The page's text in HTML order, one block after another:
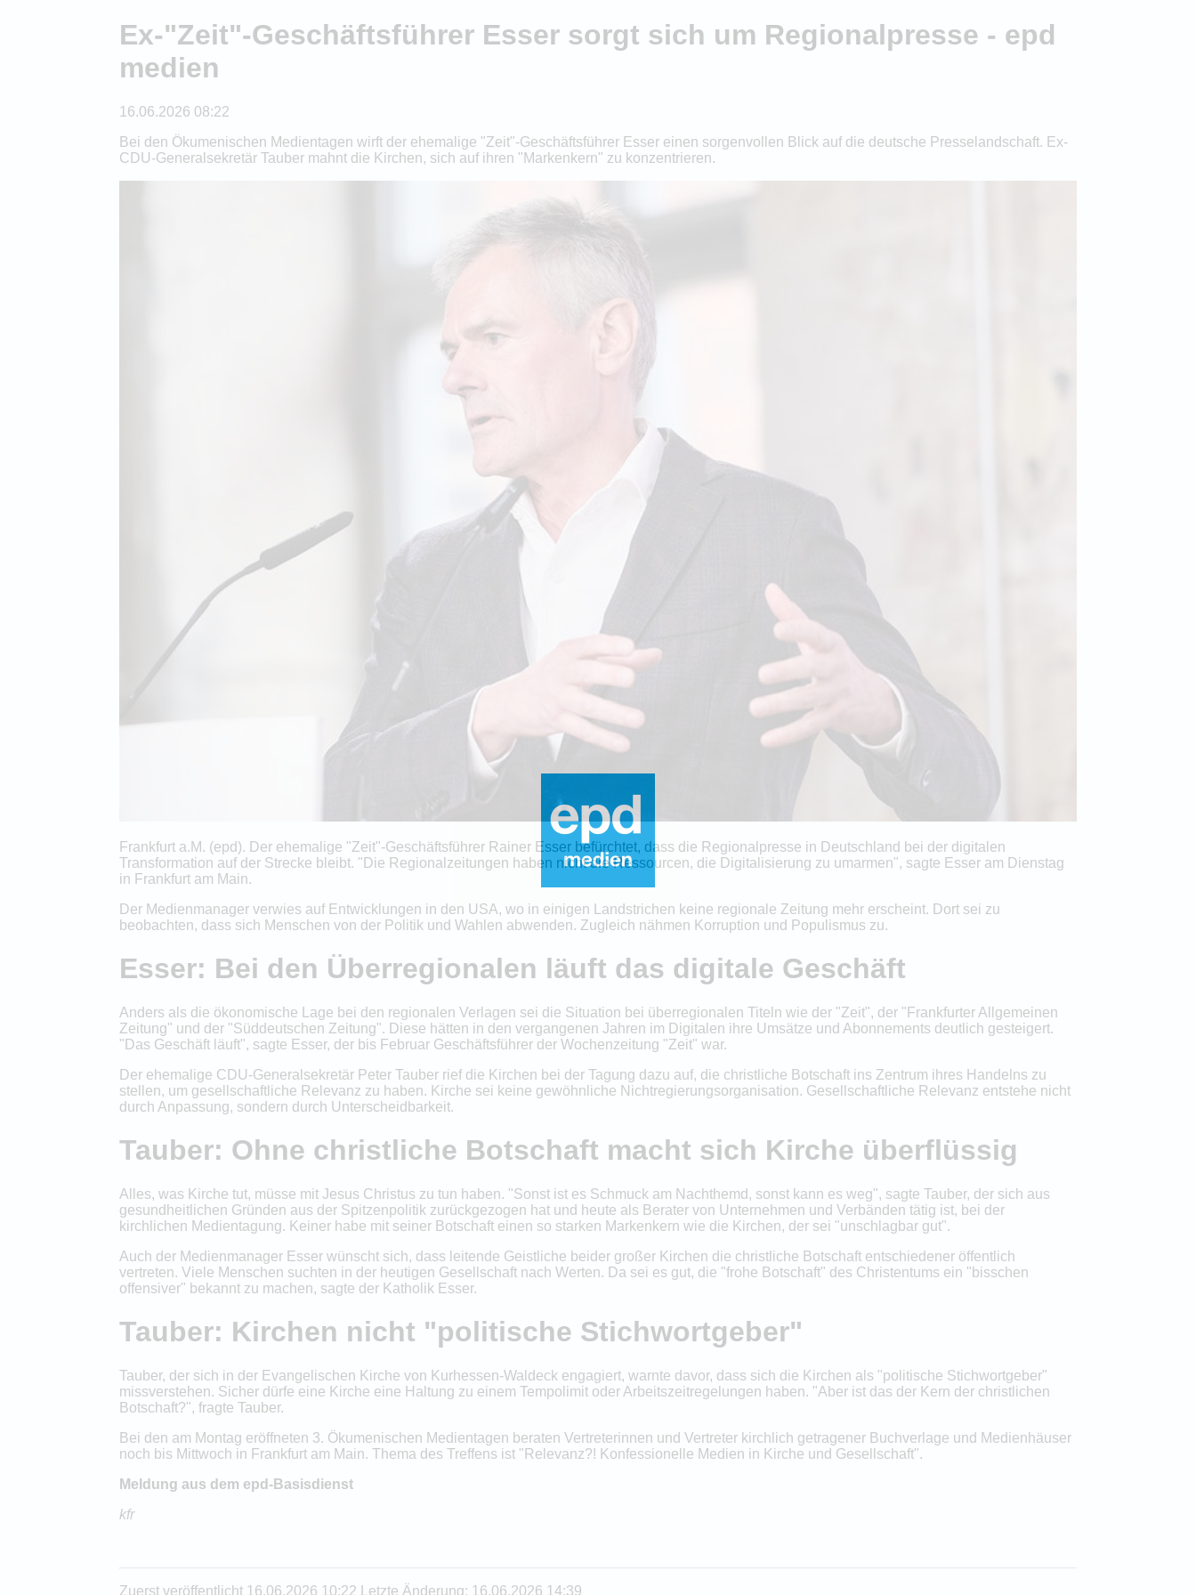
Ex-"Zeit"-Geschäftsführer Esser sorgt sich um Regionalpresse - epd
medien
16.06.2026 08:22
Bei den Ökumenischen Medientagen wirft der ehemalige "Zeit"-Geschäftsführer Esser einen sorgenvollen Blick auf die deutsche Presselandschaft. Ex-
CDU-Generalsekretär Tauber mahnt die Kirchen, sich auf ihren "Markenkern" zu konzentrieren.
Frankfurt a.M. (epd). Der ehemalige "Zeit"-Geschäftsführer Rainer Esser befürchtet, dass die Regionalpresse in Deutschland bei der digitalen
Transformation auf der Strecke bleibt. "Die Regionalzeitungen haben nicht die Ressourcen, die Digitalisierung zu umarmen", sagte Esser am Dienstag
in Frankfurt am Main.
Der Medienmanager verwies auf Entwicklungen in den USA, wo in einigen Landstrichen keine regionale Zeitung mehr erscheint. Dort sei zu
beobachten, dass sich Menschen von der Politik und Wahlen abwenden. Zugleich nähmen Korruption und Populismus zu.
Esser: Bei den Überregionalen läuft das digitale Geschäft
Anders als die ökonomische Lage bei den regionalen Verlagen sei die Situation bei überregionalen Titeln wie der "Zeit", der "Frankfurter Allgemeinen
Zeitung" und der "Süddeutschen Zeitung". Diese hätten in den vergangenen Jahren im Digitalen ihre Umsätze und Abonnements deutlich gesteigert.
"Das Geschäft läuft", sagte Esser, der bis Februar Geschäftsführer der Wochenzeitung "Zeit" war.
Der ehemalige CDU-Generalsekretär Peter Tauber rief die Kirchen bei der Tagung dazu auf, die christliche Botschaft ins Zentrum ihres Handelns zu
stellen, um gesellschaftliche Relevanz zu haben. Kirche sei keine gewöhnliche Nichtregierungsorganisation. Gesellschaftliche Relevanz entstehe nicht
durch Anpassung, sondern durch Unterscheidbarkeit.
Tauber: Ohne christliche Botschaft macht sich Kirche überflüssig
Alles, was Kirche tut, müsse mit Jesus Christus zu tun haben. "Sonst ist es Schmuck am Nachthemd, sonst kann es weg", sagte Tauber, der sich aus
gesundheitlichen Gründen aus der Spitzenpolitik zurückgezogen hat und heute als Berater von Unternehmen und Verbänden tätig ist, bei der
kirchlichen Medientagung. Keiner habe mit seiner Botschaft einen so starken Markenkern wie die Kirchen, der sei "unschlagbar gut".
Auch der Medienmanager Esser wünscht sich, dass leitende Geistliche beider großer Kirchen die christliche Botschaft entschiedener öffentlich
vertreten. Viele Menschen suchten in der heutigen Gesellschaft nach Werten. Da sei es gut, die "frohe Botschaft" des Christentums ein "bisschen
offensiver" bekannt zu machen, sagte der Katholik Esser.
Tauber: Kirchen nicht "politische Stichwortgeber"
Tauber, der sich in der Evangelischen Kirche von Kurhessen-Waldeck engagiert, warnte davor, dass sich die Kirchen als "politische Stichwortgeber"
missverstehen. Sicher dürfe eine Kirche eine Haltung zu einem Tempolimit oder Arbeitszeitregelungen haben. "Aber ist das der Kern der christlichen
Botschaft?", fragte Tauber.
Bei den am Montag eröffneten 3. Ökumenischen Medientagen beraten Vertreterinnen und Vertreter kirchlich getragener Buchverlage und Medienhäuser
noch bis Mittwoch in Frankfurt am Main. Thema des Treffens ist "Relevanz?! Konfessionelle Medien in Kirche und Gesellschaft".
Meldung aus dem epd-Basisdienst
kfr
Zuerst veröffentlicht 16.06.2026 10:22 Letzte Änderung: 16.06.2026 14:39